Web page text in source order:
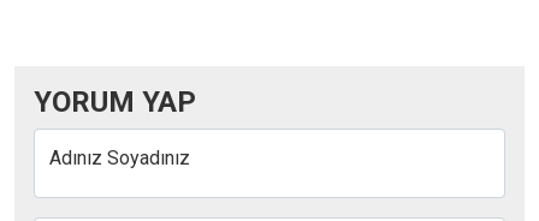
YORUM YAP
Adınız Soyadınız